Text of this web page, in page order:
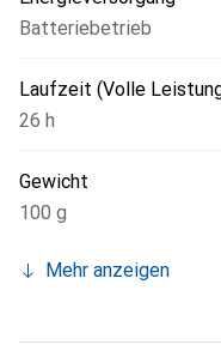
Batteriebetrieb
Laufzeit (Volle
26 h
Gewicht
100 g
Mehr anzeigen